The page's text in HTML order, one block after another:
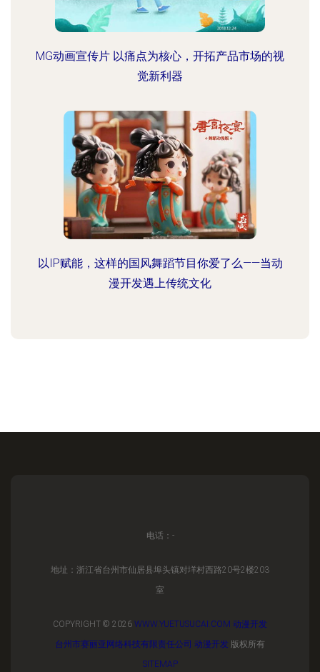
MG动画宣传片 以痛点为核心，开拓产品市场的视
觉新利器
以IP赋能，这样的国风舞蹈节目你爱了么——当动
漫开发遇上传统文化
电话：-
地址：浙江省台州市仙居县埠头镇对垟村西路20号2楼203
室
COPYRIGHT © 2026 WWW.YUETUSUCAI.COM 动漫开发
台州市赛丽亚网络科技有限责任公司 动漫开发 版权所有
SITEMAP